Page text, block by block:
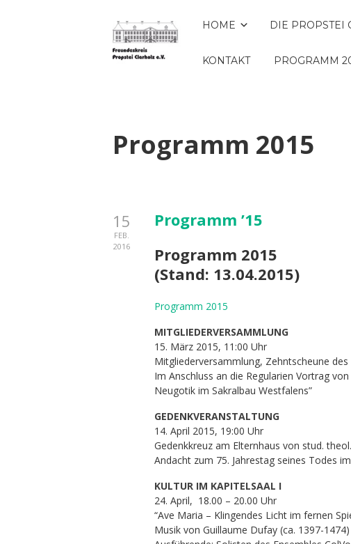
HOME DIE PROPSTEI
KONTAKT PROGRAMM
Programm 2015
15
FEB.
2016
Programm ’15
Programm 2015
(Stand: 13.04.2015)
Programm 2015
MITGLIEDERVERSAMMLUNG
15. März 2015, 11:00 Uhr
Mitgliederversammlung, Zehntscheune
Im Anschluss an die Regularien Vortrag
Neugotik im Sakralbau Westfalens”
GEDENKVERANSTALTUNG
14. April 2015, 19:00 Uhr
Gedenkkreuz am Elternhaus von stud.
Andacht zum 75. Jahrestag seines Todes
KULTUR IM KAPITELSAAL I
24. April, 18.00 – 20.00 Uhr
“Ave Maria – Klingendes Licht im fernen
Musik von Guillaume Dufay (ca. 1397-